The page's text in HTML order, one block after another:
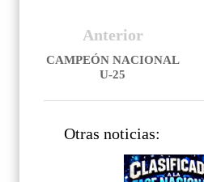
Anterior
CAMPEÓN NACIONAL
U-25
Otras noticias: